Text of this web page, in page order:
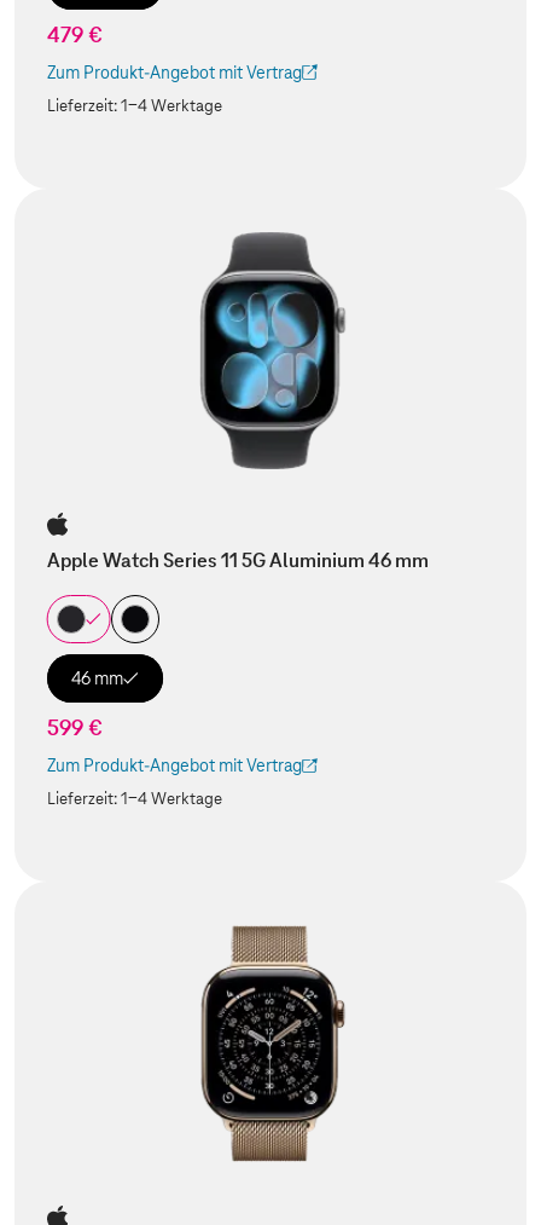
479 €
Zum Produkt-Angebot mit Vertrag
(Der Link wird in einem neuen Tab geöffnet)
Lieferzeit:1-4 Werktage
Apple Watch Series 11 5G Aluminium 46 mm
46 mm
599 €
Zum Produkt-Angebot mit Vertrag
(Der Link wird in einem neuen Tab geöffnet)
Lieferzeit:1-4 Werktage